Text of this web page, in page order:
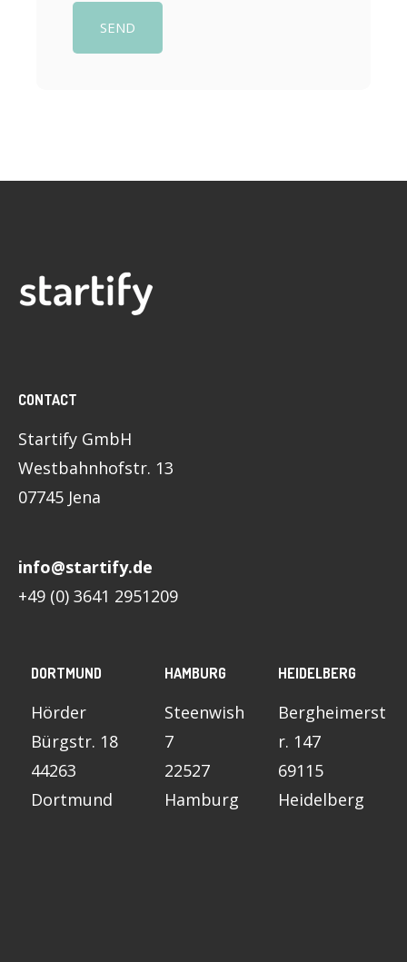
CONTACT
Startify GmbH
Westbahnhofstr. 13
07745 Jena
info@startify.de
+49 (0) 3641 2951209
DORTMUND
Hörder
Bürgstr. 18
44263
Dortmund
HAMBURG
Steenwish
7
22527
Hamburg
HEIDELBERG
Bergheimerst
r. 147
69115
Heidelberg